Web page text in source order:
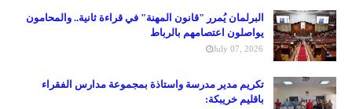
البرلمان يُمرر "قانون المهنة" في قراءة ثانية.. والمحامون
يواصلون اعتصامهم بالرباط
July 07, 2026
تكريم مدير مدرسة واستاذة بمجموعة مدارس الفقراء
باقليم خريبكة: